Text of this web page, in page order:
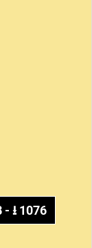
- ⭳1076